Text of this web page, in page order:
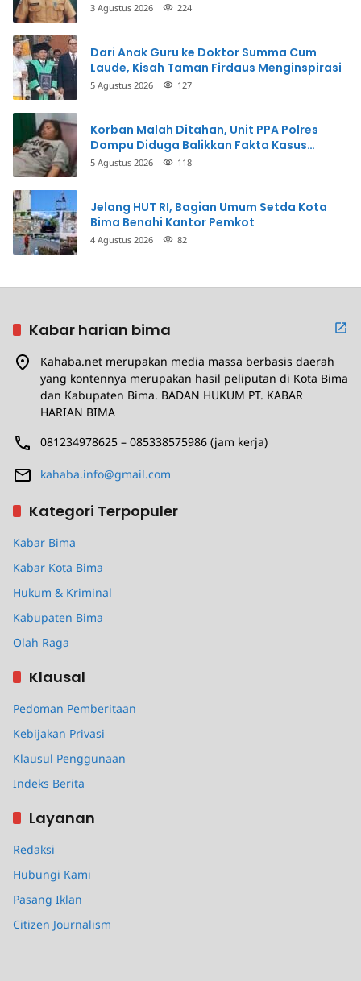
3 Agustus 2026 224
Dari Anak Guru ke Doktor Summa Cum
Laude, Kisah Taman Firdaus Menginspirasi
5 Agustus 2026 127
Korban Malah Ditahan, Unit PPA Polres
Dompu Diduga Balikkan Fakta Kasus
Penganiayaan
5 Agustus 2026 118
Jelang HUT RI, Bagian Umum Setda Kota
Bima Benahi Kantor Pemkot
4 Agustus 2026 82
Kabar harian bima
Kahaba.net merupakan media massa berbasis daerah
yang kontennya merupakan hasil peliputan di Kota Bima
dan Kabupaten Bima. BADAN HUKUM PT. KABAR
HARIAN BIMA
081234978625 – 085338575986 (jam kerja)
kahaba.info@gmail.com
Kategori Terpopuler
Kabar Bima
Kabar Kota Bima
Hukum & Kriminal
Kabupaten Bima
Olah Raga
Klausal
Pedoman Pemberitaan
Kebijakan Privasi
Klausul Penggunaan
Indeks Berita
Layanan
Redaksi
Hubungi Kami
Pasang Iklan
Citizen Journalism